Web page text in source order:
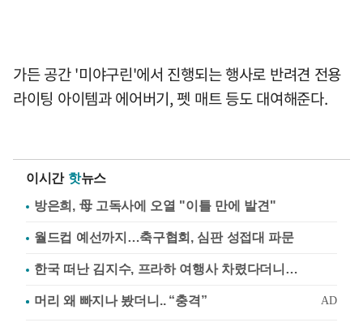
가든 공간 '미야구린'에서 진행되는 행사로 반려견 전용
라이팅 아이템과 에어버기, 펫 매트 등도 대여해준다.
이시간 핫뉴스
방은희, 母 고독사에 오열 "이틀 만에 발견"
월드컵 예선까지…축구협회, 심판 성접대 파문
한국 떠난 김지수, 프라하 여행사 차렸다더니…